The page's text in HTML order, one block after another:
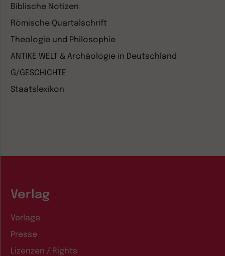
Biblische Notizen
Römische Quartalschrift
Theologie und Philosophie
ANTIKE WELT & Archäologie in Deutschland
G/GESCHICHTE
Staatslexikon
Verlag
Verlage
Presse
Lizenzen / Rights